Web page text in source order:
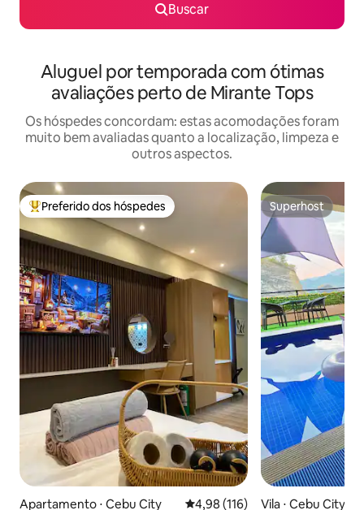
Buscar
Aluguel por temporada com ótimas
avaliações perto de Mirante Tops
Os hóspedes concordam: estas acomodações foram
muito bem avaliadas quanto a localização, limpeza e
outros aspectos.
Entre os melhores preferidos dos hóspedes
Preferido dos hóspedes
Apartamento ⋅ Cebu City 4,98 de uma avaliação média de
4,98 (116)
Superhost
Superhost
Vila ⋅ Cebu City